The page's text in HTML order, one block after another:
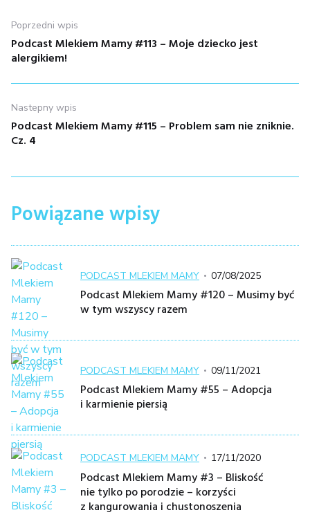
Nawigacja
wpisu
Poprzedni wpis
Poprzedni
wpis:
Podcast Mlekiem Mamy #113 – Moje dziecko jest
alergikiem!
Nastepny wpis
Nastepny
wpis:
Podcast Mlekiem Mamy #115 – Problem sam nie zniknie.
Cz. 4
Powiązane wpisy
Kategoria
PODCAST MLEKIEM MAMY
Posted
on
07/08/2025
Podcast Mlekiem Mamy #120 – Musimy być
w tym wszyscy razem
Kategoria
PODCAST MLEKIEM MAMY
Posted
on
09/11/2021
Podcast Mlekiem Mamy #55 – Adopcja
i karmienie piersią
Kategoria
PODCAST MLEKIEM MAMY
Posted
on
17/11/2020
Podcast Mlekiem Mamy #3 – Bliskość
nie tylko po porodzie – korzyści
z kangurowania i chustonoszenia